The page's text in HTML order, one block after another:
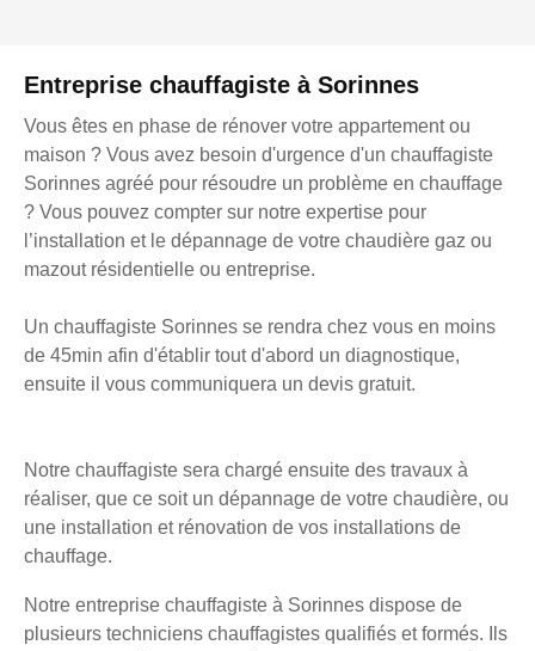
Entreprise chauffagiste à Sorinnes
Vous êtes en phase de rénover votre appartement ou
maison ? Vous avez besoin d'urgence d'un chauffagiste
Sorinnes agréé pour résoudre un problème en chauffage
? Vous pouvez compter sur notre expertise pour
l’installation et le dépannage de votre chaudière gaz ou
mazout résidentielle ou entreprise.
Un chauffagiste Sorinnes se rendra chez vous en moins
de 45min afin d'établir tout d'abord un diagnostique,
ensuite il vous communiquera un devis gratuit.
Notre chauffagiste sera chargé ensuite des travaux à
réaliser, que ce soit un dépannage de votre chaudière, ou
une installation et rénovation de vos installations de
chauffage.
Notre entreprise chauffagiste à Sorinnes dispose de
plusieurs techniciens chauffagistes qualifiés et formés. Ils